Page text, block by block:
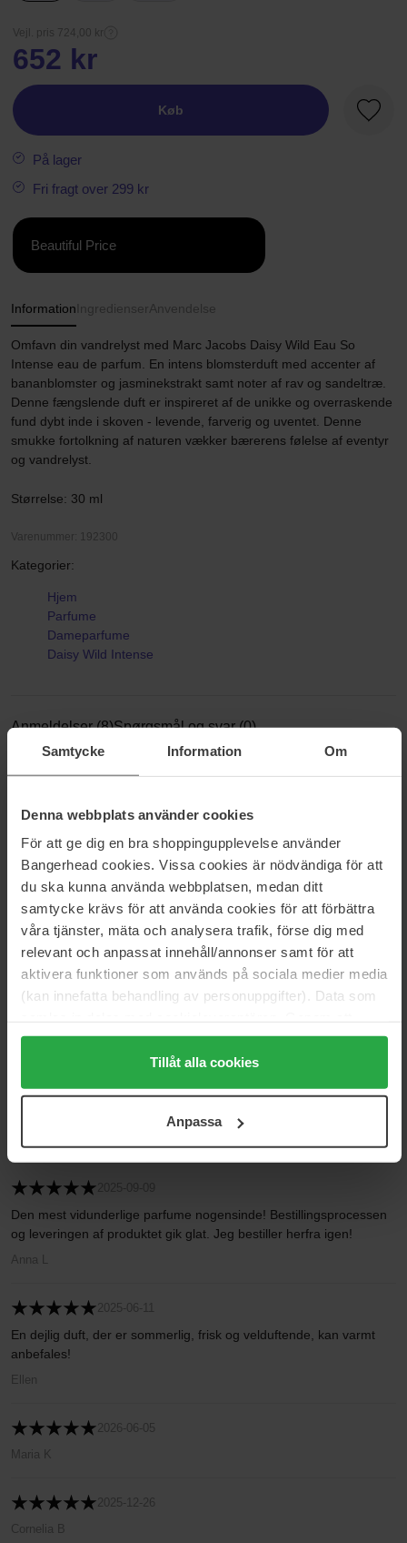
Samtycke Information Om
Denna webbplats använder cookies
För att ge dig en bra shoppingupplevelse använder
Bangerhead cookies. Vissa cookies är nödvändiga för att
du ska kunna använda webbplatsen, medan ditt
samtycke krävs för att använda cookies för att förbättra
våra tjänster, mäta och analysera trafik, förse dig med
relevant och anpassat innehåll/annonser samt för att
aktivera funktioner som används på sociala medier media
(kan innefatta behandling av personuppgifter). Data som
trycka på "Tillåt alla cookies" accepterar du alla cookies,
medan du under "Detaljer" kan anpassa användningen av
cookies. Du kan när som helst återkalla ditt samtycke.
Tillåt alla cookies
Anpassa
Vejl. pris 724,00 kr
652 kr
Køb
På lager
Fri fragt over 299 kr
Beautiful Price
Information Ingredienser Anvendelse
Omfavn din vandrelyst med Marc Jacobs Daisy Wild Eau So
Intense eau de parfum. En intens blomsterduft med accenter af
bananblomster og jasminekstrakt samt noter af rav og sandeltræ.
Denne fængslende duft er inspireret af de unikke og overraskende
fund dybt inde i skoven - levende, farverig og uventet. Denne
smukke fortolkning af naturen vækker bærerens følelse af eventyr
og vandrelyst.
Størrelse: 30 ml
Varenummer: 192300
Kategorier:
Hjem
Parfume
Dameparfume
Daisy Wild Intense
Anmeldelser (8)Spørgsmål og svar (0)
5
Baseret på 8 anmeldelser
100%
0%
0%
2026-04-30
Jamen, den dufter så godt. Blomsteragtigt, men ikke for
blomsteragtigt. Og man kan lugte bananduften.
Den mest vidunderlige parfume nogensinde! Bestillingsprocessen
og leveringen af produktet gik glat. Jeg bestiller herfra igen!
Anna L
2025-06-11
En dejlig duft, der er sommerlig, frisk og velduftende, kan varmt
anbefales!
Ellen
2026-06-05
Maria K
2025-12-26
Cornelia B